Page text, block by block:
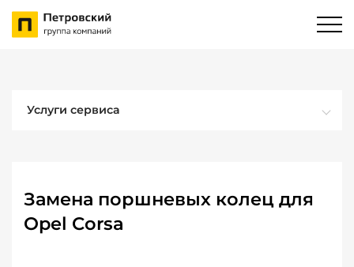
Услуги сервиса
Замена поршневых колец для
Opel Corsa